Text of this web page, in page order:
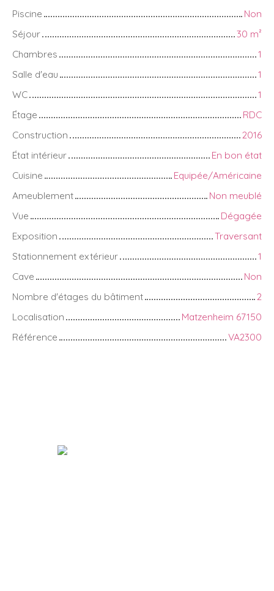
Piscine
Non
Séjour
30 m²
Chambres
1
Salle d'eau
1
WC
1
Étage
RDC
Construction
2016
État intérieur
En bon état
Cuisine
Equipée/Américaine
Ameublement
Non meublé
Vue
Dégagée
Exposition
Traversant
Stationnement extérieur
1
Cave
Non
Nombre d'étages du bâtiment
2
Localisation
Matzenheim 67150
Référence
VA2300